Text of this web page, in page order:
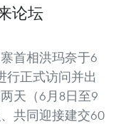
论坛
首相洪玛奈于6
行正式访问并出
天（6月8日至9
共同迎接建交60